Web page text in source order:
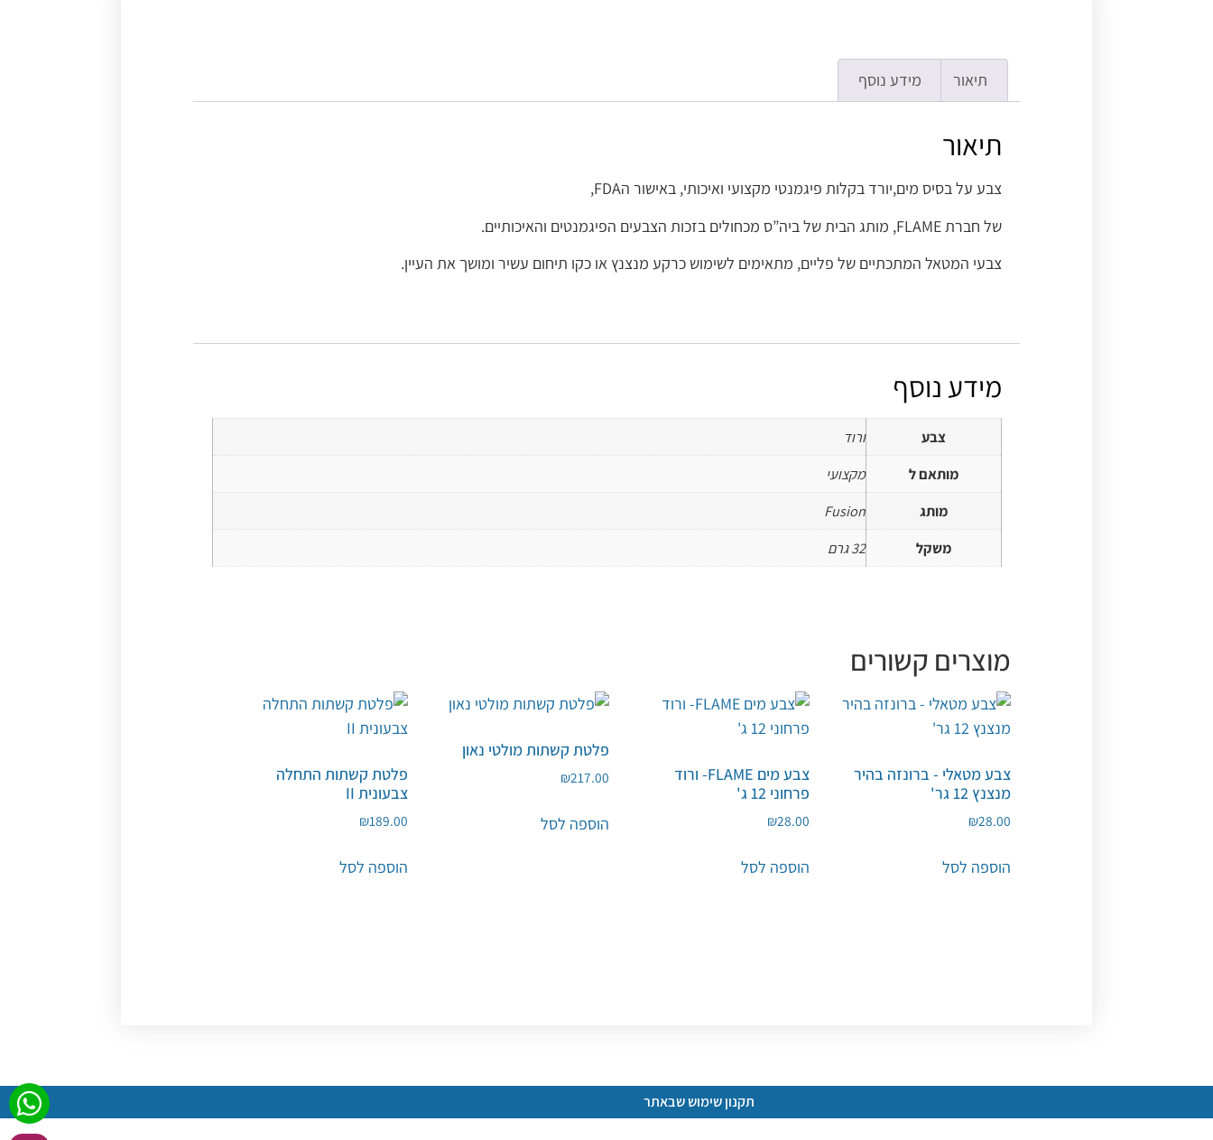
תיאור מידע נוסף
תיאור
צבע על בסיס מים,יורד בקלות פיגמנטי מקצועי ואיכותי, באישור הFDA,
של חברת FLAME, מותג הבית של ביה”ס מכחולים בזכות הצבעים הפיגמנטים והאיכותיים.
צבעי המטאל המתכתיים של פליים, מתאימים לשימוש כרקע מנצנץ או כקו תיחום עשיר ומושך את העיין.
מידע נוסף
צבע
ורוד
מותאם ל
מקצועי
מותג
Fusion
משקל
32 גרם
מוצרים קשורים
צבע מטאלי - ברונזה בהיר
מנצנץ 12 גר'
₪28.00
הוספה לסל
צבע מים FLAME- ורוד
פרחוני 12 ג'
₪28.00
הוספה לסל
פלטת קשתות מולטי נאון
₪217.00
הוספה לסל
פלטת קשתות התחלה
צבעונית II
₪189.00
הוספה לסל
תקנון שימוש שבאתר